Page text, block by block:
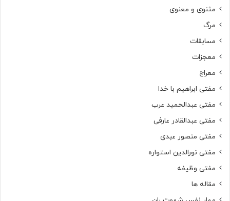
مثنوی و معنوی
مرگ
مسابقات
معجزات
معراج
مفتی ابراهیم با خدا
مفتی عبدالحمید عرب
مفتی عبدالقادر عارفی
مفتی منصور عبدی
مفتی نورالدین استواره
مفتی وظیفه
مقاله ها